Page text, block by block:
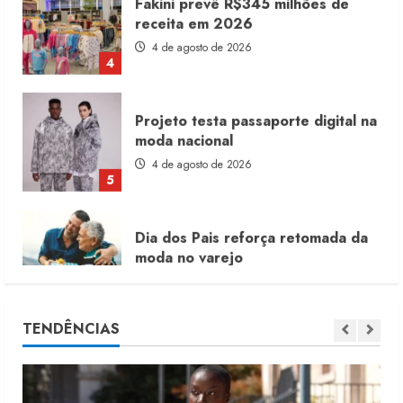
4
4 de agosto de 2026
4 de agosto de 2026
1
7 de agosto de 2026
2
TENDÊNCIAS